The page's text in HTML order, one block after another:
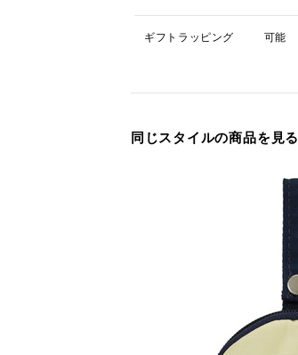
ギフトラッピング 可能
同じスタイルの商品を見る